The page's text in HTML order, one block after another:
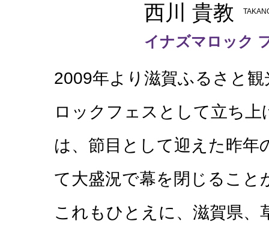
西川 貴教
イナズマロック
2009年より滋賀ふるさと
ロックフェスとして立ち
は、節目として迎えた昨年
て大盛況で幕を閉じること
これもひとえに、滋賀県、